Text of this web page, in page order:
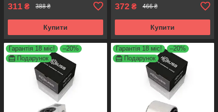
311 ₴ 388 ₴
Купити
372 ₴ 466 ₴
Купити
Гарантія 18 міс!
–20%
Подарунок
Гарантія 18 міс!
–20%
Подарунок